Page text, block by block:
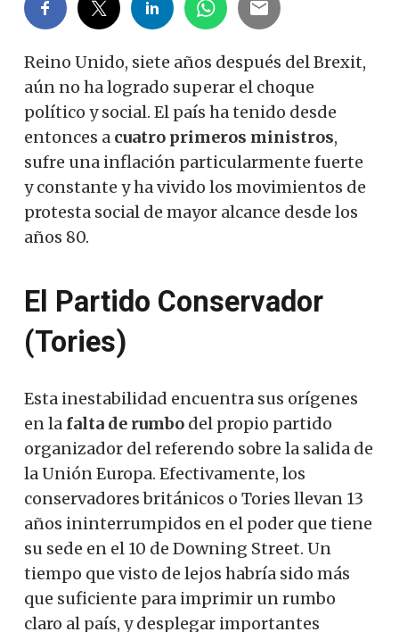
Reino Unido, siete años después del Brexit,
aún no ha logrado superar el choque
político y social. El país ha tenido desde
entonces a cuatro primeros ministros,
sufre una inflación particularmente fuerte
y constante y ha vivido los movimientos de
protesta social de mayor alcance desde los
años 80.
El Partido Conservador
(Tories)
Esta inestabilidad encuentra sus orígenes
en la falta de rumbo del propio partido
organizador del referendo sobre la salida de
la Unión Europa. Efectivamente, los
conservadores británicos o Tories llevan 13
años ininterrumpidos en el poder que tiene
su sede en el 10 de Downing Street. Un
tiempo que visto de lejos habría sido más
que suficiente para imprimir un rumbo
claro al país, y desplegar importantes